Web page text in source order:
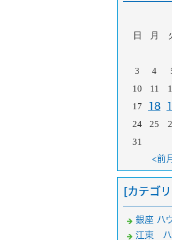
日 月
3
4
10
11
17
18
24
25
31
<前
[カテゴ
銀座 ハ
江東 ハ